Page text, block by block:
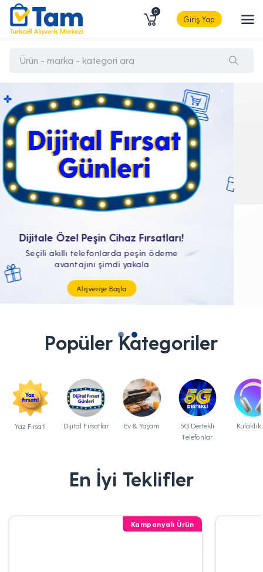
0
Giriş Yap
Tüm Teknolojik İhtiyaçların Tam'da
Popüler Kategoriler
Yaz Fırsatı Dijital Fırsatlar Ev & Yaşam
5G Destekli
Telefonlar
En İyi Teklifler
Kampanyalı Ürün